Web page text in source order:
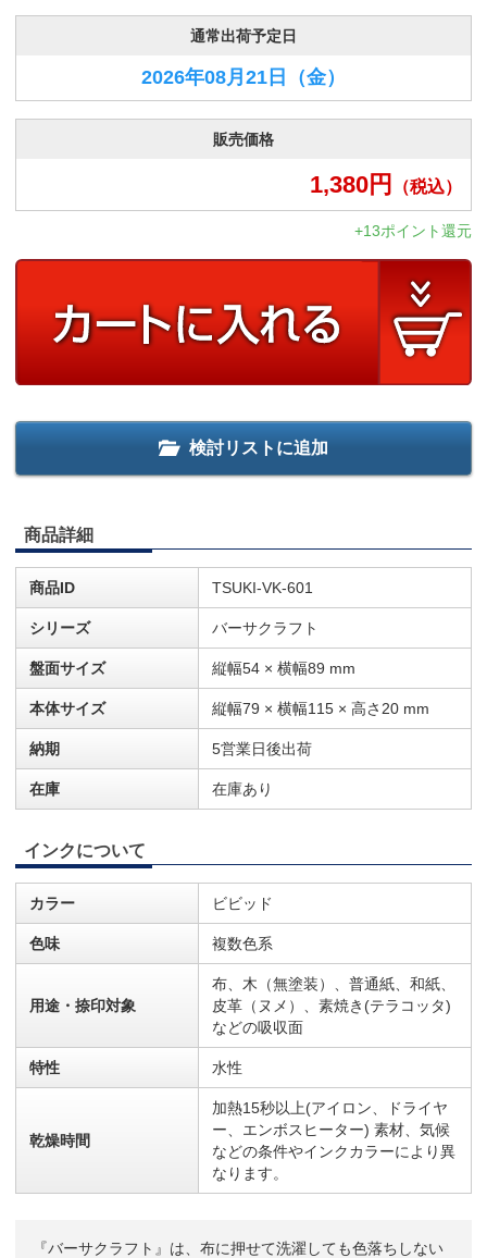
通常出荷予定日
2026年08月21日 （金）
販売価格
1,380円 （税込）
+13ポイント還元
検討リストに追加
商品詳細
商品ID TSUKI-VK-601
シリーズ バーサクラフト
盤面サイズ 縦幅54 × 横幅89 mm
本体サイズ 縦幅79 × 横幅115 × 高さ20 mm
納期 5営業日後出荷
在庫 在庫あり
インクについて
カラー ビビッド
色味 複数色系
用途・捺印対象
布、木（無塗装）、普通紙、和紙、
皮革（ヌメ）、素焼き(テラコッタ)
などの吸収面
特性 水性
乾燥時間
加熱15秒以上(アイロン、ドライヤ
ー、エンボスヒーター) 素材、気候
などの条件やインクカラーにより異
なります。
『バーサクラフト』は、布に押せて洗濯しても色落ちしない